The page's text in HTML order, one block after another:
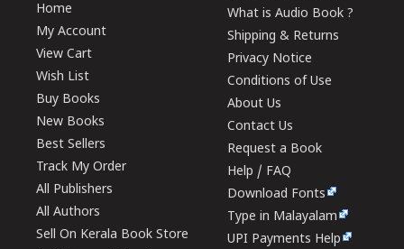
Home
My Account
View Cart
Wish List
Buy Books
New Books
Best Sellers
Track My Order
All Publishers
All Authors
Sell On Kerala Book Store
What is Audio Book ?
Shipping & Returns
Privacy Notice
Conditions of Use
About Us
Contact Us
Request a Book
Help / FAQ
Download Fonts
Type in Malayalam
UPI Payments Help